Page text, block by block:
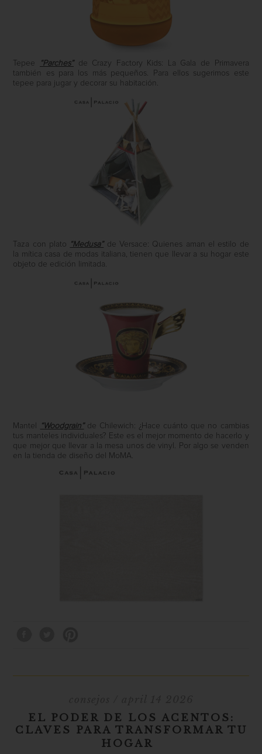
Tepee “Parches”de Crazy Factory Kids: La Gala de Primavera
también es para los más pequeños. Para ellos sugerimos este
tepee para jugar y decorar su habitación.
Taza con plato “Medusa”de Versace: Quienes aman el estilo de
la mítica casa de modas italiana, tienen que llevar a su hogar este
objeto de edición limitada.
Mantel “Woodgrain”de Chilewich: ¿Hace cuánto que no cambias
tus manteles individuales? Este es el mejor momento de hacerlo y
que mejor que llevar a la mesa unos de vinyl. Por algo se venden
en la tienda de diseño del MoMA.
EL PODER DE LOS ACENTOS:
CLAVES PARA TRANSFORMAR TU
HOGAR